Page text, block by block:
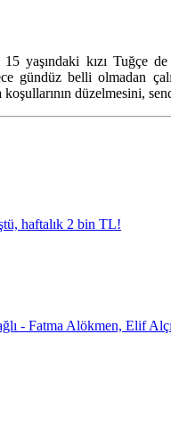
15 yaşındaki kızı
gündüz belli olmadan
koşullarının düzelmesini,
haftalık 2 bin TL!
- Fatma Alökmen, Elif